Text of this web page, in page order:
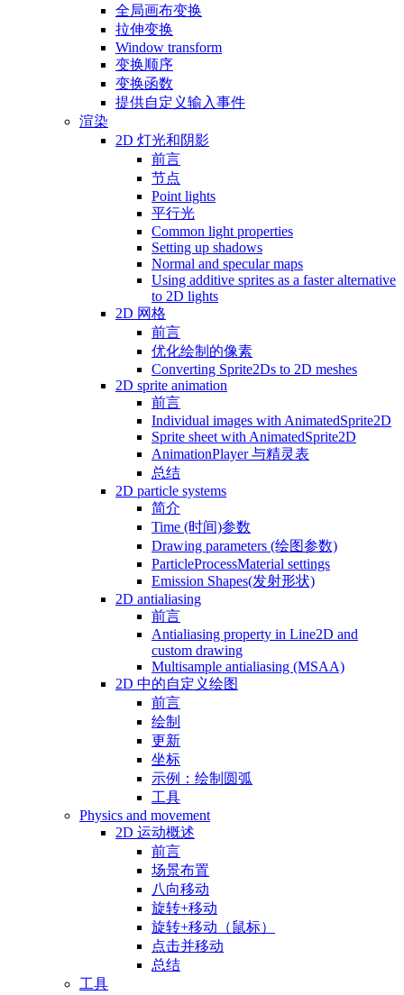
全局画布变换
拉伸变换
Window transform
变换顺序
变换函数
提供自定义输入事件
渲染
2D 灯光和阴影
前言
节点
Point lights
平行光
Common light properties
Setting up shadows
Normal and specular maps
Using additive sprites as a faster alternative
to 2D lights
2D 网格
前言
优化绘制的像素
Converting Sprite2Ds to 2D meshes
2D sprite animation
前言
Individual images with AnimatedSprite2D
Sprite sheet with AnimatedSprite2D
AnimationPlayer 与精灵表
总结
2D particle systems
简介
Time (时间)参数
Drawing parameters (绘图参数)
ParticleProcessMaterial settings
Emission Shapes(发射形状)
2D antialiasing
前言
Antialiasing property in Line2D and
custom drawing
Multisample antialiasing (MSAA)
2D 中的自定义绘图
前言
绘制
更新
坐标
示例：绘制圆弧
工具
Physics and movement
2D 运动概述
前言
场景布置
八向移动
旋转+移动
旋转+移动（鼠标）
点击并移动
总结
工具